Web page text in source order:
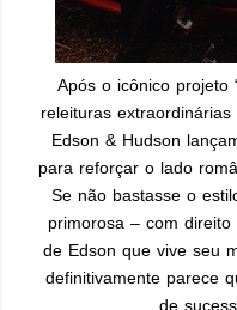
Após o icônico projeto
releituras
Edson & Hudson
para reforçar o lado
Se não bastasse o
primorosa – com
de Edson que vive seu
definitivamente parece
de